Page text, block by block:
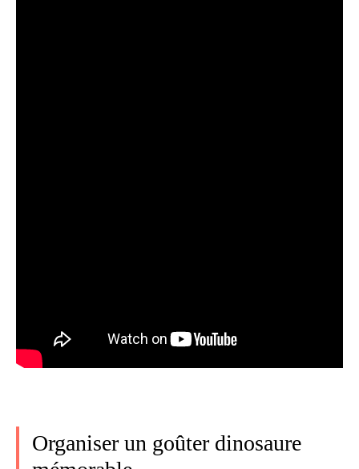
Organiser un goûter dinosaure